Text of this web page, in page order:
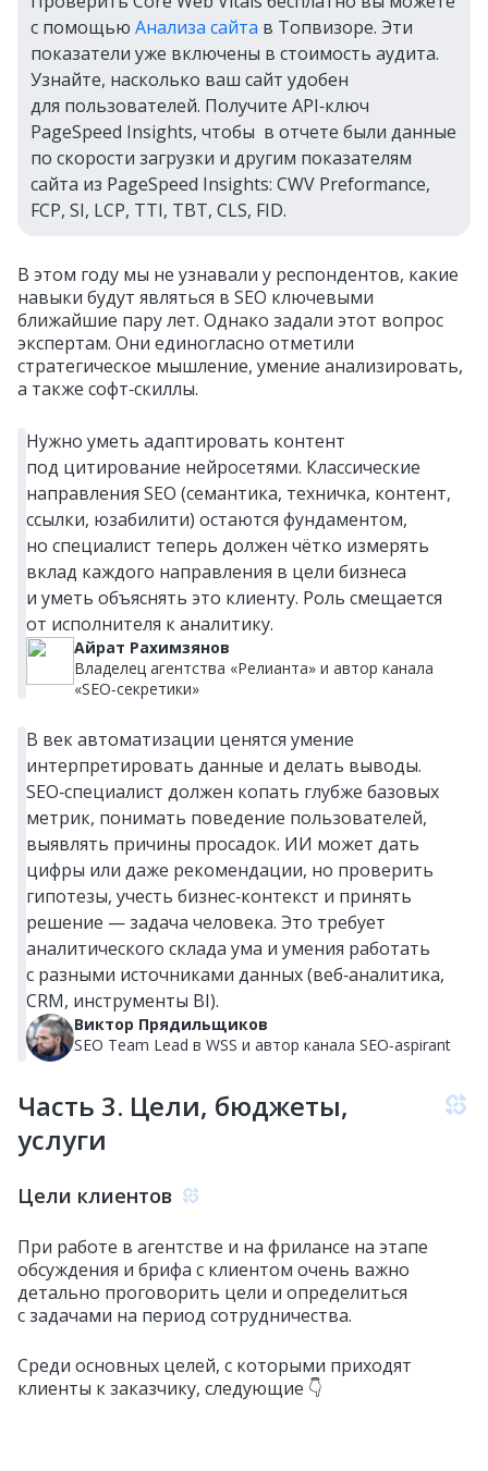
с помощью Анализа сайта в Топвизоре. Эти
показатели уже включены в стоимость аудита.
Узнайте, насколько ваш сайт удобен
для пользователей. Получите API‑ключ
PageSpeed Insights, чтобы в отчете были данные
по скорости загрузки и другим показателям
сайта из PageSpeed Insights: CWV Preformance,
FCP, SI, LCP, TTI, TBT, CLS, FID.
В этом году мы не узнавали у респондентов, какие
навыки будут являться в SEO ключевыми
ближайшие пару лет. Однако задали этот вопрос
экспертам. Они единогласно отметили
стратегическое мышление, умение анализировать,
а также софт‑скиллы.
Нужно уметь адаптировать контент
под цитирование нейросетями. Классические
направления SEO (семантика, техничка, контент,
ссылки, юзабилити) остаются фундаментом,
но специалист теперь должен чётко измерять
вклад каждого направления в цели бизнеса
и уметь объяснять это клиенту. Роль смещается
от исполнителя к аналитику.
Айрат Рахимзянов
Владелец агентства «Релианта» и автор канала
«SEO‑секретики»
В век автоматизации ценятся умение
интерпретировать данные и делать выводы.
SEO‑специалист должен копать глубже базовых
метрик, понимать поведение пользователей,
выявлять причины просадок. ИИ может дать
цифры или даже рекомендации, но проверить
гипотезы, учесть бизнес‑контекст и принять
решение — задача человека. Это требует
аналитического склада ума и умения работать
с разными источниками данных (веб‑аналитика,
CRM, инструменты BI).
Виктор Прядильщиков
SEO Team Lead в WSS и автор канала SEO‑aspirant
Часть 3. Цели, бюджеты,
услуги
Цели клиентов
При работе в агентстве и на фрилансе на этапе
обсуждения и брифа с клиентом очень важно
детально проговорить цели и определиться
с задачами на период сотрудничества.
Среди основных целей, с которыми приходят
клиенты к заказчику, следующие 👇